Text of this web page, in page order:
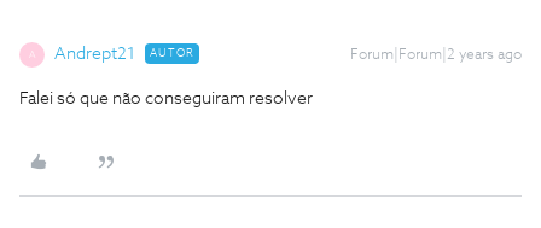
A Andrept21 AUTOR Forum|Forum|2 years ago
Falei só que não conseguiram resolver